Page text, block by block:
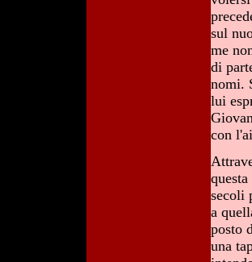
sul
me
di
nomi.
lui
con
secoli
a
posto
una